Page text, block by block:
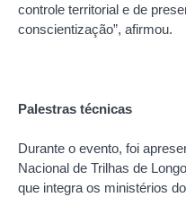
controle territorial e de
conscientização”, afirmou.
Palestras técnicas
Durante o evento, foi
Nacional de Trilhas de
que integra os ministérios